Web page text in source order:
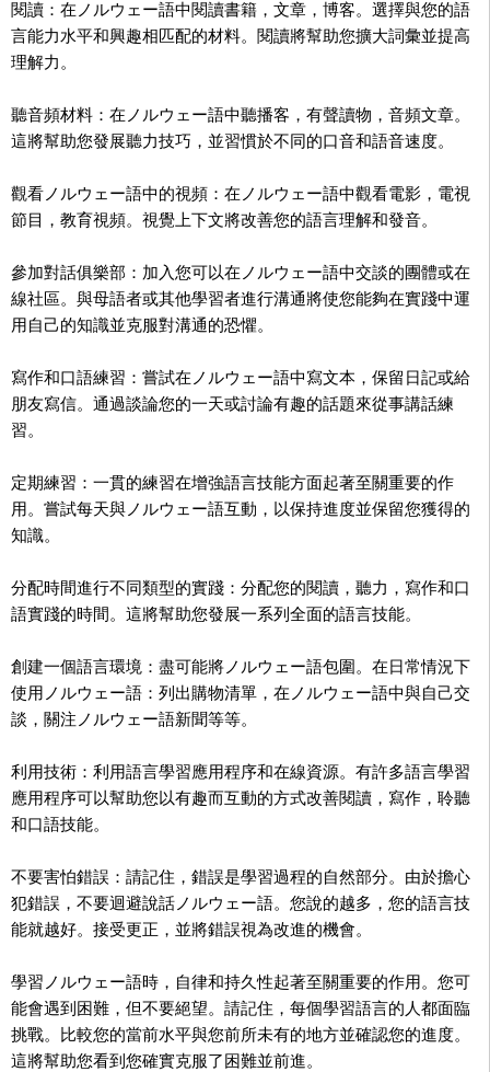
閱讀：在ノルウェー語中閱讀書籍，文章，博客。選擇與您的語
言能力水平和興趣相匹配的材料。閱讀將幫助您擴大詞彙並提高
理解力。
聽音頻材料：在ノルウェー語中聽播客，有聲讀物，音頻文章。
這將幫助您發展聽力技巧，並習慣於不同的口音和語音速度。
觀看ノルウェー語中的視頻：在ノルウェー語中觀看電影，電視
節目，教育視頻。視覺上下文將改善您的語言理解和發音。
參加對話俱樂部：加入您可以在ノルウェー語中交談的團體或在
線社區。與母語者或其他學習者進行溝通將使您能夠在實踐中運
用自己的知識並克服對溝通的恐懼。
寫作和口語練習：嘗試在ノルウェー語中寫文本，保留日記或給
朋友寫信。通過談論您的一天或討論有趣的話題來從事講話練
習。
定期練習：一貫的練習在增強語言技能方面起著至關重要的作
用。嘗試每天與ノルウェー語互動，以保持進度並保留您獲得的
知識。
分配時間進行不同類型的實踐：分配您的閱讀，聽力，寫作和口
語實踐的時間。這將幫助您發展一系列全面的語言技能。
創建一個語言環境：盡可能將ノルウェー語包圍。在日常情況下
使用ノルウェー語：列出購物清單，在ノルウェー語中與自己交
談，關注ノルウェー語新聞等等。
利用技術：利用語言學習應用程序和在線資源。有許多語言學習
應用程序可以幫助您以有趣而互動的方式改善閱讀，寫作，聆聽
和口語技能。
不要害怕錯誤：請記住，錯誤是學習過程的自然部分。由於擔心
犯錯誤，不要迴避說話ノルウェー語。您說的越多，您的語言技
能就越好。接受更正，並將錯誤視為改進的機會。
學習ノルウェー語時，自律和持久性起著至關重要的作用。您可
能會遇到困難，但不要絕望。請記住，每個學習語言的人都面臨
挑戰。比較您的當前水平與您前所未有的地方並確認您的進度。
這將幫助您看到您確實克服了困難並前進。